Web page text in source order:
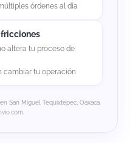
órdenes al día
fricciones
altera tu proceso de
cambiar tu operación
San Miguel Tequixtepec, Oaxaca.